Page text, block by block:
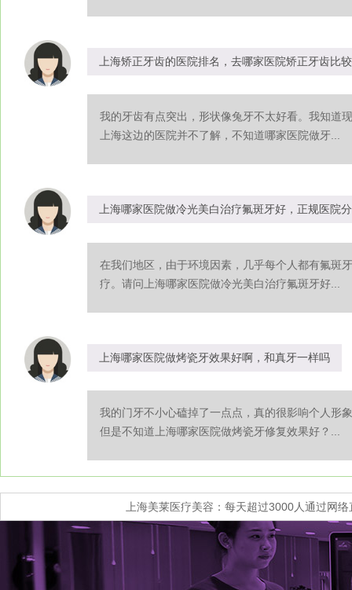
上海矫正牙齿的医院排名，去哪家医院矫正牙齿比
我的牙齿有点突出，形状像兔牙不太好看。我知道
上海这边的医院并不了解，不知道哪家医院做牙...
上海哪家医院做冷光美白治疗氟斑牙好，正规医院
在我们地区，由于环境因素，几乎每个人都有氟斑
疗。请问上海哪家医院做冷光美白治疗氟斑牙好...
上海哪家医院做烤瓷牙效果好啊，和真牙一样吗
我的门牙不小心磕掉了一点点，真的很影响个人形
但是不知道上海哪家医院做烤瓷牙修复效果好？...
上海美莱医疗美容：每天超过3000人通过网